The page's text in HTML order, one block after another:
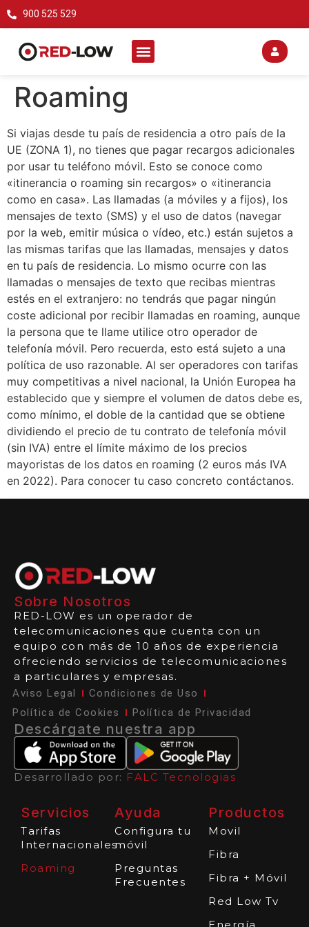
900 525 529
Roaming
Si viajas desde tu país de residencia a otro país de la
UE (ZONA 1), no tienes que pagar recargos adicionales
por usar tu teléfono móvil. Esto se conoce como
«itinerancia o roaming sin recargos» o «itinerancia
como en casa». Las llamadas (a móviles y a fijos), los
mensajes de texto (SMS) y el uso de datos (navegar
por la web, emitir música o vídeo, etc.) están sujetos a
las mismas tarifas que las llamadas, mensajes y datos
en tu país de residencia. Lo mismo ocurre con las
llamadas o mensajes de texto que recibas mientras
estés en el extranjero: no tendrás que pagar ningún
coste adicional por recibir llamadas en roaming, aunque
la persona que te llame utilice otro operador de
telefonía móvil. Pero recuerda, esto está sujeto a una
política de uso razonable. Al ser operadores con tarifas
muy competitivas a nivel nacional, la Unión Europea ha
establecido que y siempre el volumen de datos debe es,
como mínimo, el doble de la cantidad que se obtiene
dividiendo el precio de tu contrato de telefonía móvil
(sin IVA) entre el límite máximo de los precios
mayoristas de los datos en roaming (2 euros más IVA
en 2022). Para conocer tu caso concreto contáctanos.
Sobre Nosotros
RED-LOW es un operador de
telecomunicaciones que cuenta con un
equipo con más de 10 años de experiencia
ofreciendo servicios de telecomunicaciones
a particulares y empresas.
Aviso Legal
Condiciones de Uso
Política de Cookies
Política de Privacidad
Descárgate nuestra app
Desarrollado por: FALC Tecnologias
Servicios
Tarifas
Internacionales
Roaming
Ayuda
Configura tu
móvil
Preguntas
Frecuentes
Productos
Movil
Fibra
Fibra + Móvil
Red Low Tv